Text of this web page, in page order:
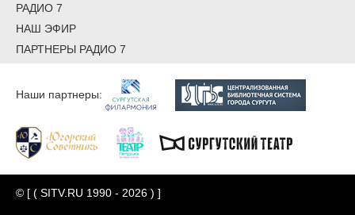
РАДИО 7
НАШ ЭФИР
ПАРТНЕРЫ РАДИО 7
Наши партнеры:
© [ ( SITV.RU 1990 - 2026 ) ]